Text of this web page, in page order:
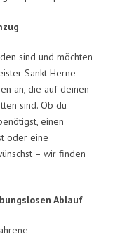
sind und möchten
Sankt Herne
an, die auf deinen
sind. Ob du
einen
oder eine
– wir finden
Ablauf